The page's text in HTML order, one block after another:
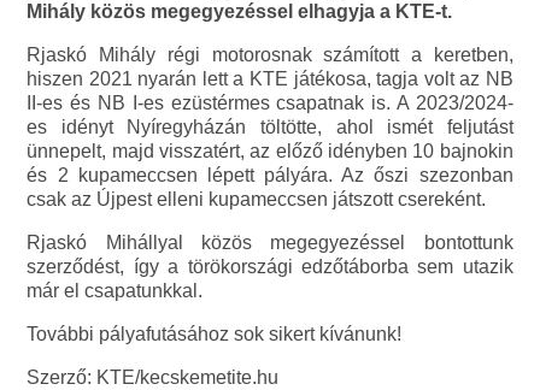
Mihály közös megegyezéssel elhagyja a KTE-t.
Rjaskó Mihály régi motorosnak számított a keretben,
hiszen 2021 nyarán lett a KTE játékosa, tagja volt az NB
II-es és NB I-es ezüstérmes csapatnak is. A 2023/2024-
es idényt Nyíregyházán töltötte, ahol ismét feljutást
ünnepelt, majd visszatért, az előző idényben 10 bajnokin
és 2 kupameccsen lépett pályára. Az őszi szezonban
csak az Újpest elleni kupameccsen játszott csereként.
Rjaskó Mihállyal közös megegyezéssel bontottunk
szerződést, így a törökországi edzőtáborba sem utazik
már el csapatunkkal.
További pályafutásához sok sikert kívánunk!
Szerző: KTE/kecskemetite.hu